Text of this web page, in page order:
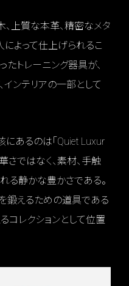
上質な本革、精密なメタ
よって仕上げられるこ
たトレーニング器具が、
ンテリアの一部として
あるのは「Quiet Luxur
さではなく、素材、手触
る静かな豊かさである。
鍛えるための道具である
コレクションとして位置